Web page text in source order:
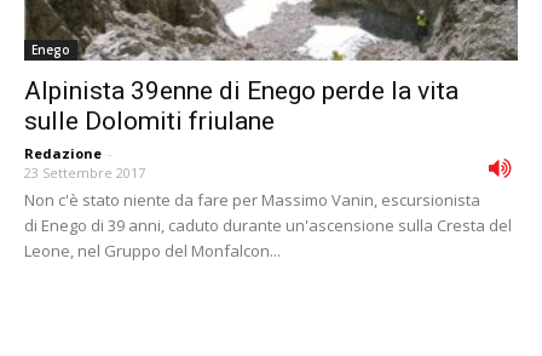
Enego
Alpinista 39enne di Enego perde la vita
sulle Dolomiti friulane
Redazione -
23 Settembre 2017
Non c'è stato niente da fare per Massimo Vanin, escursionista
di Enego di 39 anni, caduto durante un'ascensione sulla Cresta del
Leone, nel Gruppo del Monfalcon...